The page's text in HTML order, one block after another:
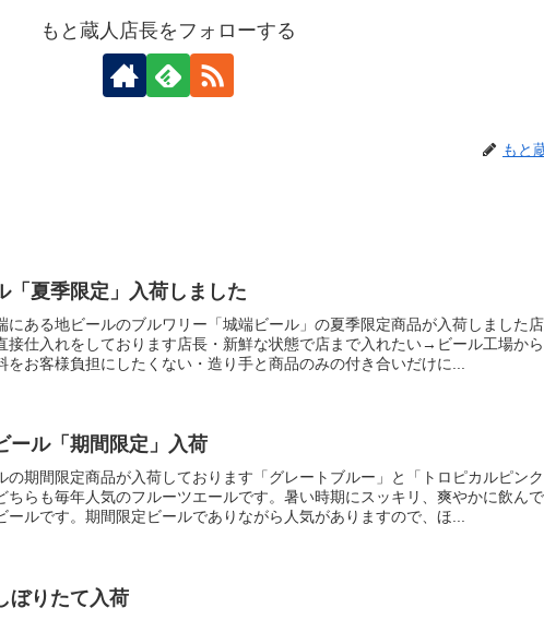
もと蔵人店長をフォローする
もと
「夏季限定」入荷しました
にある地ビールのブルワリー「城端ビール」の夏季限定商品が入荷しました
接仕入れをしております店長・新鮮な状態で店まで入れたい→ビール工場か
をお客様負担にしたくない・造り手と商品のみの付き合いだけに...
ール「期間限定」入荷
の期間限定商品が入荷しております「グレートブルー」と「トロピカルピン
ちらも毎年人気のフルーツエールです。暑い時期にスッキリ、爽やかに飲ん
ールです。期間限定ビールでありながら人気がありますので、ほ...
ぼりたて入荷